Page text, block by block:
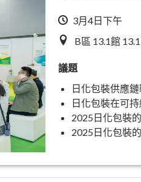
3月4日下午
B區 13.1館
議題
日化包裝供應
日化包裝在可
2025日化包裝
2025日化包裝